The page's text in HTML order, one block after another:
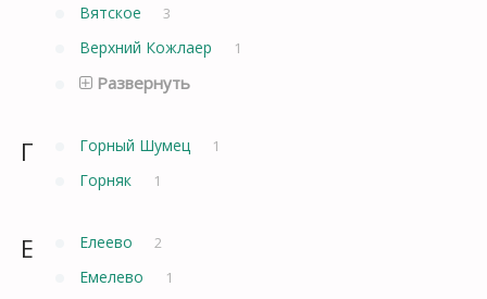
Вятское 3
Верхний Кожлаер 1
Развернуть
Г Горный Шумец 1
Горняк 1
Е Елеево 2
Емелево 1